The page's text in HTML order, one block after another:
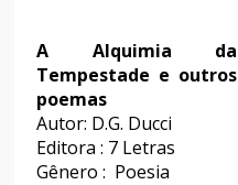
A Alquimia da
Tempestade e outros
poemas
Autor: D.G. Ducci
Editora : 7 Letras
Gênero : Poesia